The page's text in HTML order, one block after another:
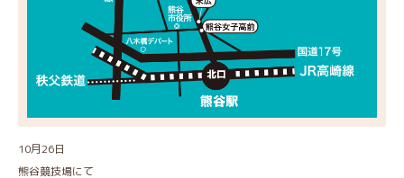
10月26日
熊谷競技場にて